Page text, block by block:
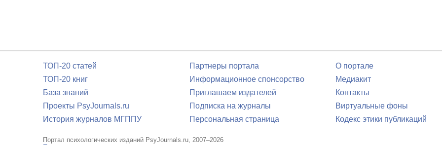
ТОП-20 статей
ТОП-20 книг
База знаний
Проекты PsyJournals.ru
История журналов МГППУ
Партнеры портала
Информационное спонсорство
Приглашаем издателей
Подписка на журналы
Персональная страница
О портале
Медиакит
Контакты
Виртуальные фоны
Кодекс этики публикаций
Портал психологических изданий PsyJournals.ru, 2007–2026